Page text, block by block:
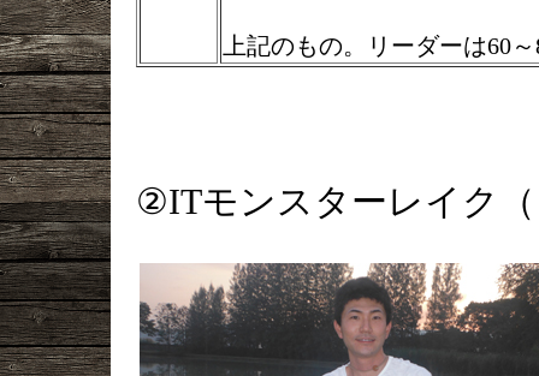
上記のもの。リーダーは60
②ITモンスターレイク